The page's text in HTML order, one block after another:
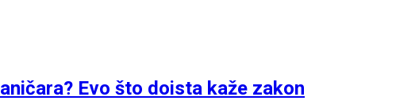
Evo što doista kaže zakon